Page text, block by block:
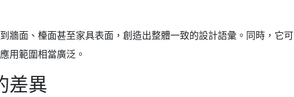
牆面、檯面甚至家具表面，創造出整體一致的設計語彙。同時，它可
用範圍相當廣泛。
差異